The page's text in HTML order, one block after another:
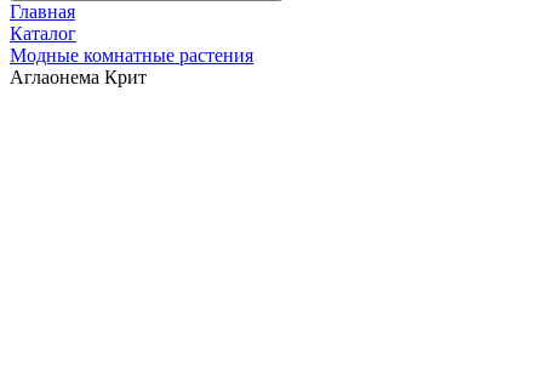
Главная
Каталог
Модные комнатные растения
Аглаонема Крит